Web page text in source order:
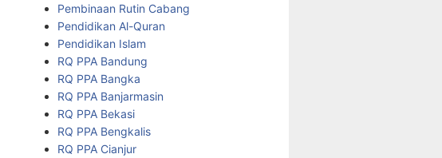
Pembinaan Rutin Cabang
Pendidikan Al-Quran
Pendidikan Islam
RQ PPA Bandung
RQ PPA Bangka
RQ PPA Banjarmasin
RQ PPA Bekasi
RQ PPA Bengkalis
RQ PPA Cianjur